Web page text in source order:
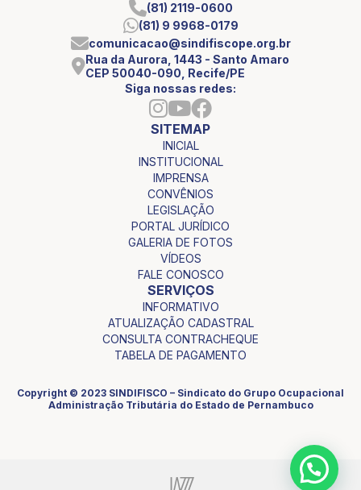
(81) 2119-0600
(81) 9 9968-0179
comunicacao@sindifiscope.org.br
Rua da Aurora, 1443 - Santo Amaro
CEP 50040-090, Recife/PE
Siga nossas redes:
SITEMAP
INICIAL
INSTITUCIONAL
IMPRENSA
CONVÊNIOS
LEGISLAÇÃO
PORTAL JURÍDICO
GALERIA DE FOTOS
VÍDEOS
FALE CONOSCO
SERVIÇOS
INFORMATIVO
ATUALIZAÇÃO CADASTRAL
CONSULTA CONTRACHEQUE
TABELA DE PAGAMENTO
Copyright © 2023 SINDIFISCO – Sindicato do Grupo Ocupacional
Administração Tributária do Estado de Pernambuco